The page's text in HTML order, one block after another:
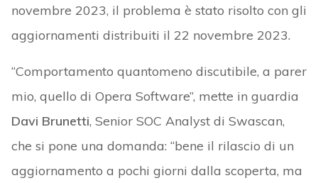
novembre 2023, il problema è stato risolto con gli
aggiornamenti distribuiti il 22 novembre 2023.
“Comportamento quantomeno discutibile, a parer
mio, quello di Opera Software”, mette in guardia
Davi Brunetti, Senior SOC Analyst di Swascan,
che si pone una domanda: “bene il rilascio di un
aggiornamento a pochi giorni dalla scoperta, ma